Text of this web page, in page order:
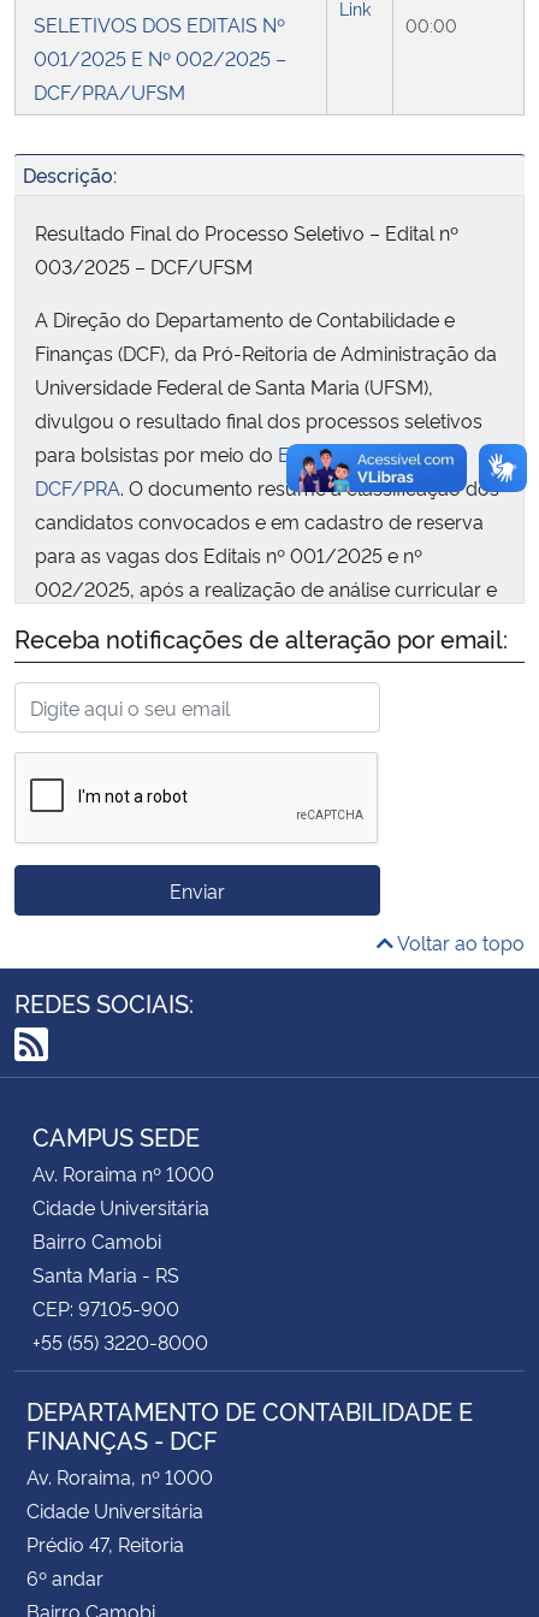
Secretaria-Geral
Secretaria de Governo
Gabinete de Segurança Institucional
Advocacia-Geral da União
Banco Central do Brasil
SELETIVOS DOS EDITAIS Nº
001/2025 E Nº 002/2025 –
DCF/PRA/UFSM
Link
00:00
Descrição:
Resultado Final do Processo Seletivo – Edital nº
003/2025 – DCF/UFSM
A Direção do Departamento de Contabilidade e
Finanças (DCF), da Pró-Reitoria de Administração da
Universidade Federal de Santa Maria (UFSM),
divulgou o resultado final dos processos seletivos
para bolsistas por meio do Edital nº 003/2025-
DCF/PRA. O documento resume a classificação dos
candidatos convocados e em cadastro de reserva
para as vagas dos Editais nº 001/2025 e nº
002/2025, após a realização de análise curricular e
notificados por e-mail e terão um prazo de 5 dias
úteis para manifestar interesse na vaga e apresentar
a documentação.
Receba notificações de alteração por email:
Enviar
Voltar ao topo
REDES SOCIAIS:
RSS
CAMPUS SEDE
Av. Roraima nº 1000
Cidade Universitária
Bairro Camobi
Santa Maria - RS
CEP: 97105-900
+55 (55) 3220-8000
DEPARTAMENTO DE CONTABILIDADE E
FINANÇAS - DCF
Av. Roraima, nº 1000
Cidade Universitária
Prédio 47, Reitoria
6º andar
Bairro Camobi